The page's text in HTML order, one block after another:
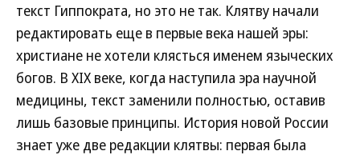
текст Гиппократа, но это не так. Клятву начали
редактировать еще в первые века нашей эры:
христиане не хотели клясться именем языческих
богов. В XIX веке, когда наступила эра научной
медицины, текст заменили полностью, оставив
лишь базовые принципы. История новой России
знает уже две редакции клятвы: первая была